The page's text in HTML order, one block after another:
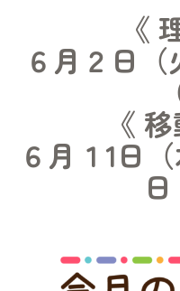
《
６月２日
《
６月１1日
日